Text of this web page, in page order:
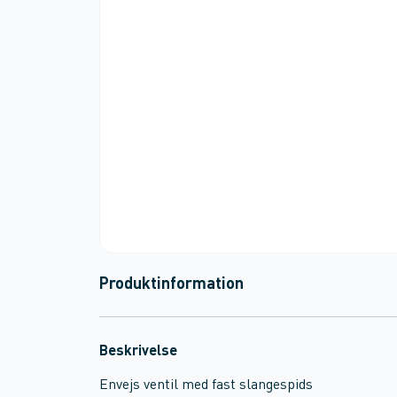
Produktinformation
Beskrivelse
Envejs ventil med fast slangespids